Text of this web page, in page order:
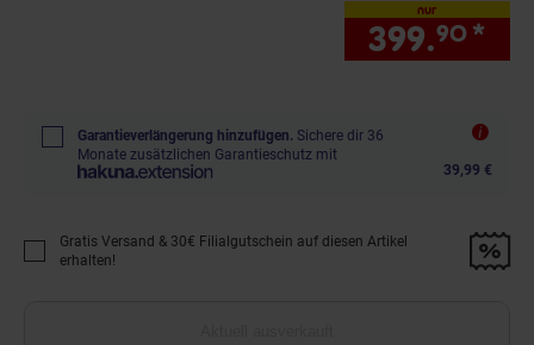
nur
399.90 *
Garantieverlängerung hinzufügen. Sichere dir 36
Monate zusätzlichen Garantieschutz mit
39,99 €
Promotion "Gratis Versand &amp; 30€ Filialgutschein auf diesen Artikel
Gratis Versand & 30€ Filialgutschein auf diesen Artikel
erhalten!